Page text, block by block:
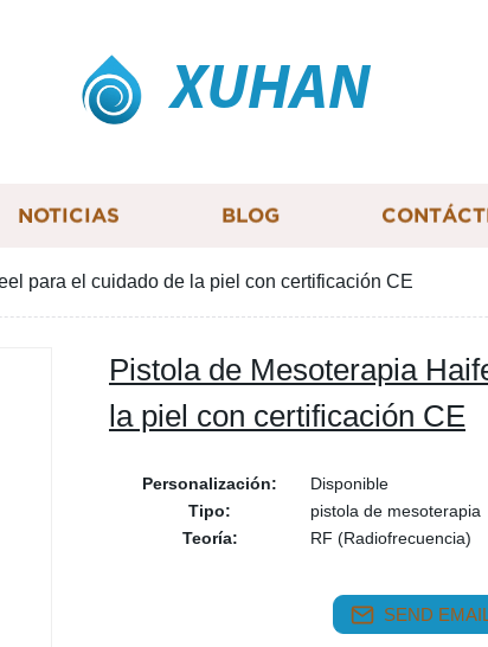
XUHAN
NOTICIAS BLOG
para el cuidado de la piel con certificación CE
Pistola de Mesoterapia
la piel con certificación CE
Personalización:
Disponible
Tipo:
pistola de mesoterapia
Teoría:
RF (Radiofrecuencia)
SEND